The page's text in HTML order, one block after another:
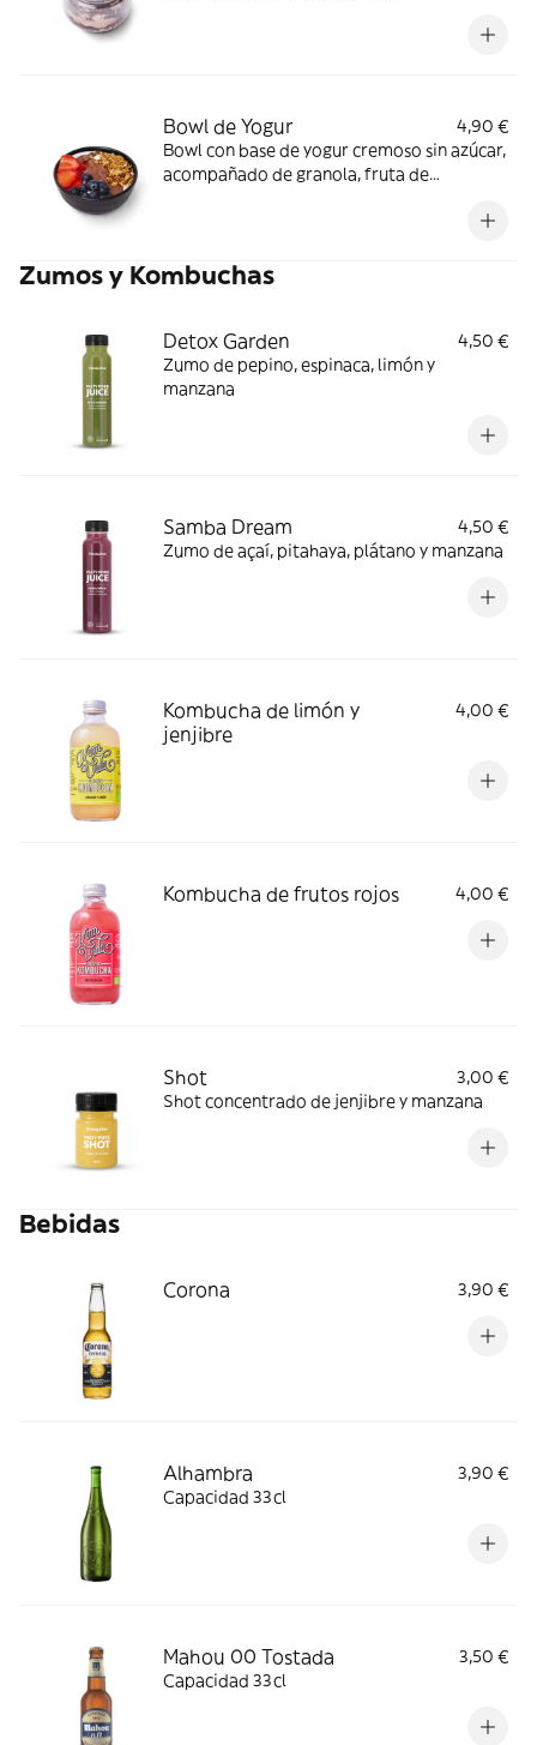
Bowl de Yogur
4,90 €
Bowl con base de yogur cremoso sin azúcar,
acompañado de granola, fruta de
Zumos y Kombuchas
Detox Garden
4,50 €
Zumo de pepino, espinaca, limón y
manzana
Samba Dream
4,50 €
Zumo de açaí, pitahaya, plátano y manzana
Kombucha de limón y
jenjibre
4,00 €
Kombucha de frutos rojos 4,00 €
Shot
3,00 €
Shot concentrado de jenjibre y manzana
Bebidas
Corona 3,90 €
Alhambra
3,90 €
Capacidad 33cl
Mahou 00 Tostada
3,50 €
Capacidad 33cl